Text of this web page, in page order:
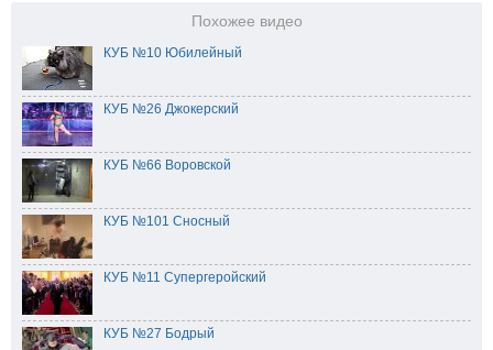
Похожее видео
КУБ №10 Юбилейный
КУБ №26 Джокерский
КУБ №66 Воровской
КУБ №101 Сносный
КУБ №11 Супергеройский
КУБ №27 Бодрый